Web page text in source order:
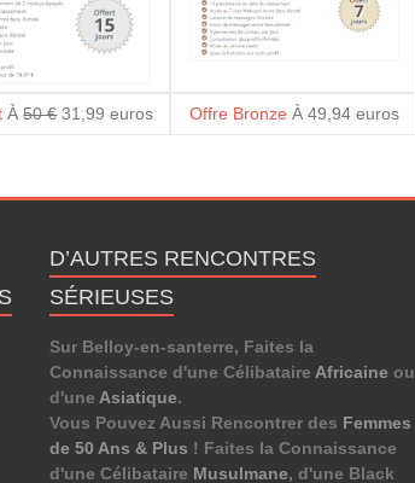
À50 €31,99 euros Offre Bronze À 49,94 euros
D’AUTRES RENCONTRES
SÉRIEUSES
Sur Belloy-en-santerre, Faites la
Connaissance d'une Célibataire Africaine ou
d'une Asiatique.
Vous Pouvez Aussi Rencontrer des Femmes
de 50 Ans & Plus ! Faites la Connaissance
d'une Célibataire Musulmane, d'une Black